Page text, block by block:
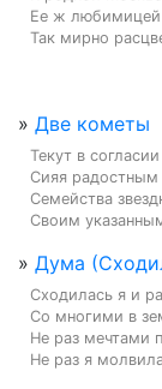
Ее ж любимицей
Так мирно
» Две кометы
Текут в
Сияя радостным
Семейства
Своим
» Дума
Сходилась я и
Со многими в
Не раз мечтами
Не раз я